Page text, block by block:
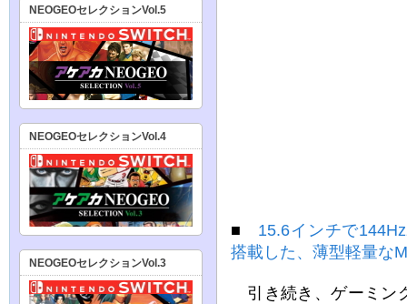
■ 15.6インチで
搭載した、薄型軽量な
引き続き、ゲーミン
NEOGEOセレクションVol.5
NEOGEOセレクションVol.4
NEOGEOセレクションVol.3